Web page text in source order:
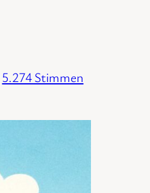
5.274 Stimmen